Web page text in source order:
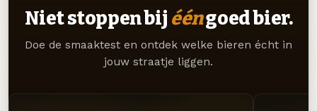
Niet stoppen bij ééngoed bier.
Doe de smaaktest en ontdek welke bieren écht in
jouw straatje liggen.